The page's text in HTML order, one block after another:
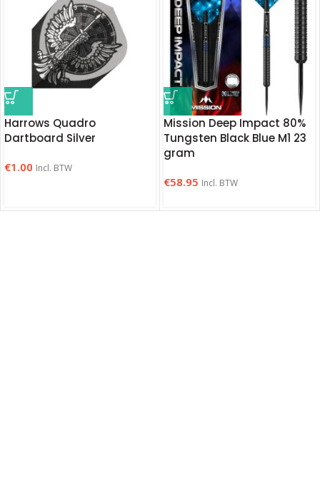
Harrows Quadro
Dartboard Silver
€1.00 Incl. BTW
Mission Deep Impact 80%
Tungsten Black Blue M1 23
gram
€58.95 Incl. BTW